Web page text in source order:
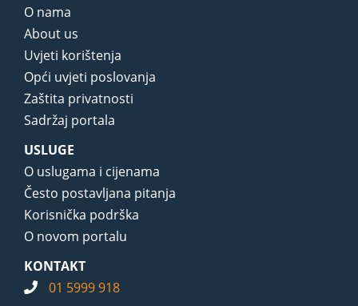
O nama
About us
Uvjeti korištenja
Opći uvjeti poslovanja
Zaštita privatnosti
Sadržaj portala
USLUGE
O uslugama i cijenama
Često postavljana pitanja
Korisnička podrška
O novom portalu
KONTAKT
01 5999 918